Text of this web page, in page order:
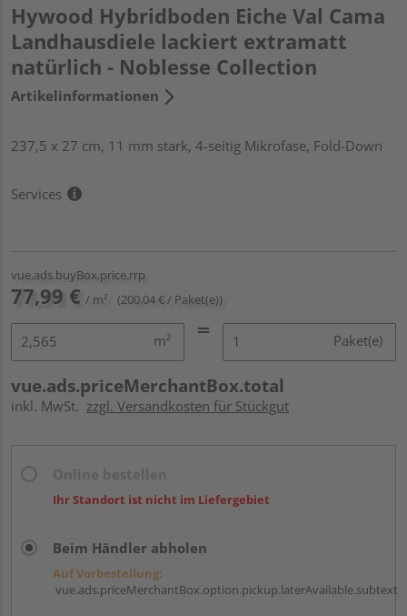
Hywood Hybridboden Eiche Val Cama
Landhausdiele lackiert extramatt
natürlich - Noblesse Collection
Artikelinformationen
237,5 x 27 cm, 11 mm stark, 4-seitig Mikrofase, Fold-Down
Services
vue.ads.buyBox.price.rrp
77,99 € / m² (200,04 € / Paket(e))
m² Paket(e)
vue.ads.priceMerchantBox.total
inkl. MwSt. zzgl. Versandkosten für Stückgut
Ihr Standort ist nicht im Liefergebiet
Beim Händler abholen
Auf Vorbestellung:
vue.ads.priceMerchantBox.option.pickup.laterAvailable.subtext